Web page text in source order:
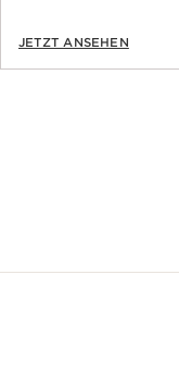
JETZT ANSEHEN